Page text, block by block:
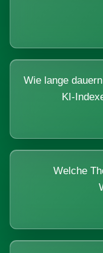
Wie lange
KI-
Welche